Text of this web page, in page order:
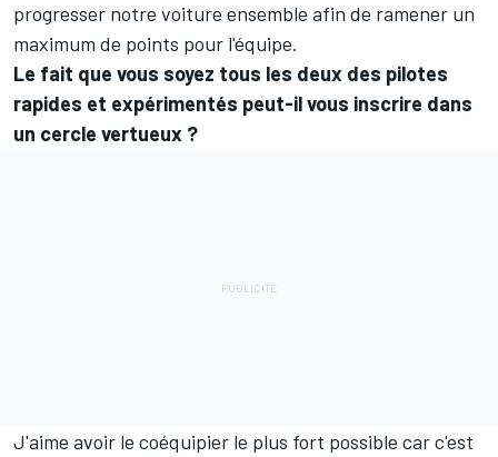
progresser notre voiture ensemble afin de ramener un
maximum de points pour l'équipe.
Le fait que vous soyez tous les deux des pilotes
rapides et expérimentés peut-il vous inscrire dans
un cercle vertueux ?
J'aime avoir le coéquipier le plus fort possible car c'est